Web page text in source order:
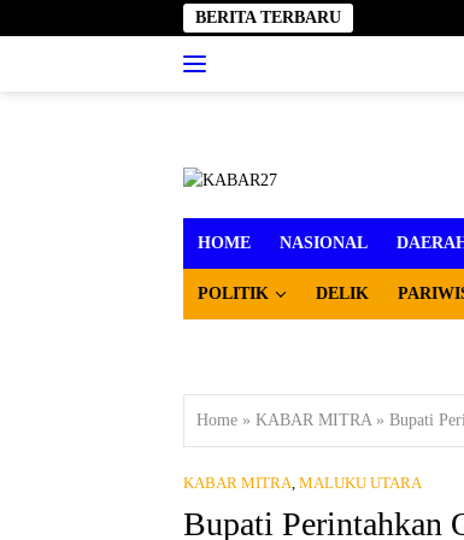
ke
BERITA TERBARU
HOME NASIONAL
POLITIK DELIK
Home » KABAR MITRA » Bupati
KABAR MITRA MALUKU UTARA
Bupati Perintahkan